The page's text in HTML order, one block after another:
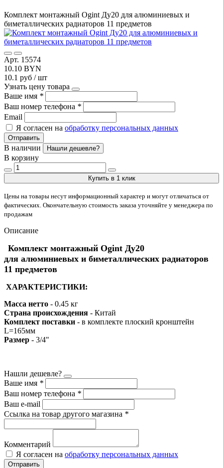
Комплект монтажный Ogint Ду20 для алюминиевых и
биметаллических радиаторов 11 предметов
Арт. 15574
10.10 BYN
10.1 руб / шт
Узнать цену товара
Ваше имя *
Ваш номер телефона *
Email
Я согласен на обработку персональных данных
Отправить
В наличии Нашли дешевле?
В корзину
Купить в 1 клик
Цены на товары несут информационный характер и могут отличаться от
фактических. Окончательную стоимость заказа уточняйте у менеджера по
продажам
Описание
Комплект монтажный Ogint Ду20
для алюминиевых и биметаллических радиаторов
11 предметов
ХАРАКТЕРИСТИКИ:
Масса нетто - 0.45 кг
Страна происхождения - Китай
Комплект поставки - в комплекте плоский кронштейн
L=165мм
Размер - 3/4"
Нашли дешевле?
Ваше имя *
Ваш номер телефона *
Ваш e-mail
Ссылка на товар другого магазина *
Комментарий
Я согласен на обработку персональных данных
Отправить